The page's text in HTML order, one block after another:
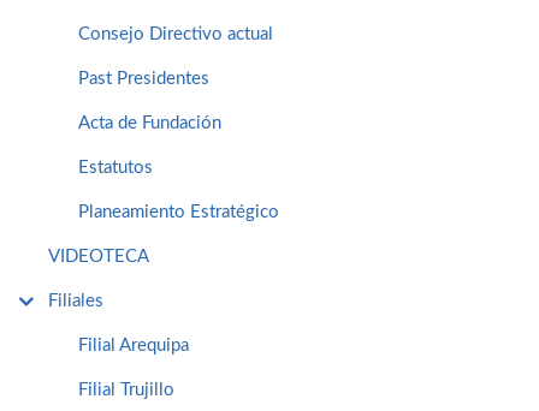
Consejo Directivo actual
Past Presidentes
Acta de Fundación
Estatutos
Planeamiento Estratégico
VIDEOTECA
Filiales
Filial Arequipa
Filial Trujillo